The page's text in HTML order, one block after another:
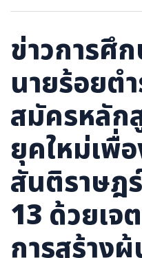
ข่าวการศึก
นายร้อยต
สมัครหลัก
ยุคใหม่เพื่
สันติราษฎ
13 ด้วยเจ
การสร้าง